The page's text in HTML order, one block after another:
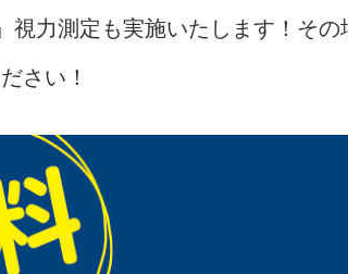
視力測定も実施いたします！そ
さい！